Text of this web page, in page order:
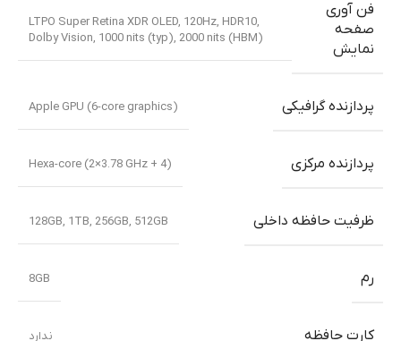
فن آوری
صفحه
نمایش
LTPO Super Retina XDR OLED, 120Hz, HDR10,
Dolby Vision, 1000 nits (typ), 2000 nits (HBM)
پردازنده گرافیکی Apple GPU (6-core graphics)
پردازنده مرکزی Hexa-core (2×3.78 GHz + 4)
ظرفیت حافظه داخلی 128GB, 1TB, 256GB, 512GB
رم 8GB
کارت حافظه ندارد